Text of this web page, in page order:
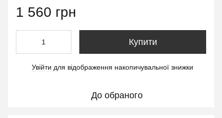
1 560 грн
Купити
Увійти для відображення накопичувальної знижки
До обраного